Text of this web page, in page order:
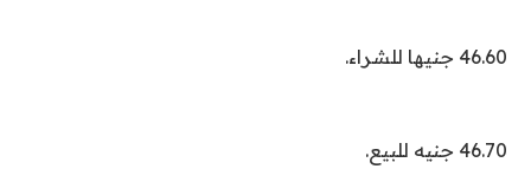
46.60 جنيها للشراء.
46.70 جنيه للبيع.